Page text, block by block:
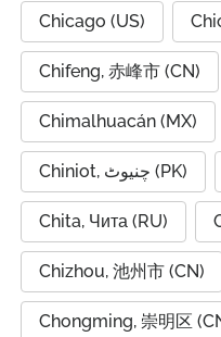
Chicago (US)
Chifeng, 赤峰市 (CN)
Chimalhuacán (MX)
Chiniot, چنیوٹ (PK)
Chita, Чита (RU)
Chizhou, 池州市 (CN)
Chongming, 崇明区